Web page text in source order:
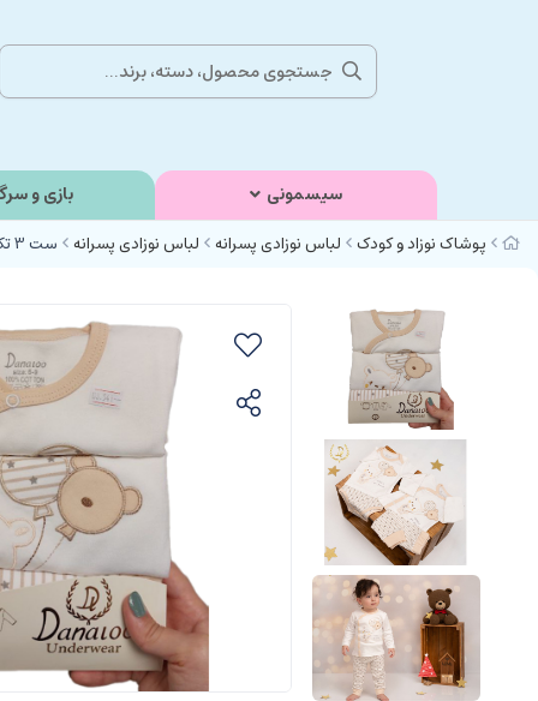
سیسمونی بازی و
پوشاک نوزاد و کودک لباس نوزادی پسرانه لباس نوزادی پسرانه ست 3 تکه بیمارستانی نوزادی دخترانه طرح خرس و بادکنک دانالو Danaloo